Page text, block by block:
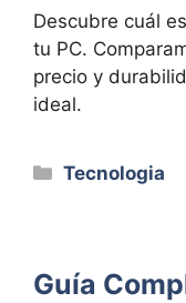
Descubre cuál
tu PC.
precio y
ideal.
Categorías
Tecnologia
Guía